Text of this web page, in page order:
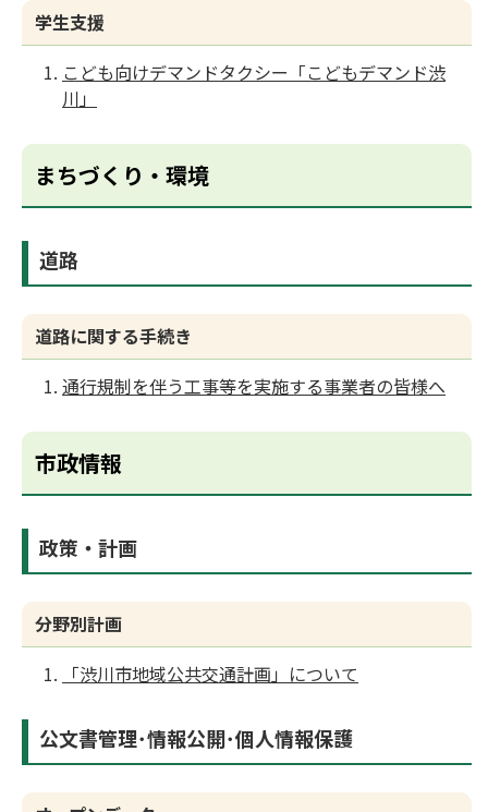
学生支援
こども向けデマンドタクシー「こどもデマンド渋
川」
まちづくり・環境
道路
道路に関する手続き
通行規制を伴う工事等を実施する事業者の皆様へ
市政情報
政策・計画
分野別計画
「渋川市地域公共交通計画」について
公文書管理･情報公開･個人情報保護